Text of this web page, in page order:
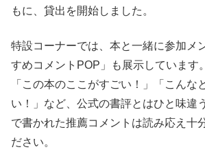
もに、貸出を開始しました。
特設コーナーでは、本と一緒に参加メ
すめコメントPOP」も展示しています。
「この本のここがすごい！」「こんな
い！」など、公式の書評とはひと味違
で書かれた推薦コメントは読み応え十
ださい。